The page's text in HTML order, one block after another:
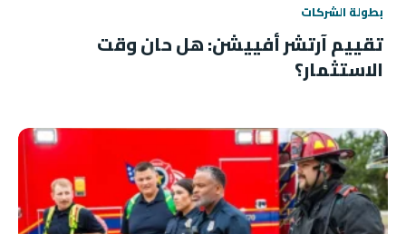
بطولة الشركات
تقييم آرتشر أفييشن: هل حان وقت
الاستثمار؟